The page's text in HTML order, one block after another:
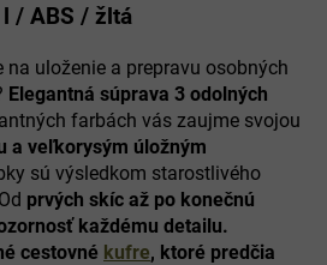
/ ABS / žltá
uloženie a prepravu osobných
Elegantná súprava 3 odolných
farbách vás zaujme svojou
a veľkorysým úložným
sú výsledkom starostlivého
prvých skíc až po konečnú
každému detailu.
cestovné kufre, ktoré predčia